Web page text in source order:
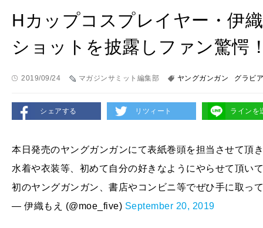
Hカップコスプレイヤー・伊
ショットを披露しファン驚愕
2019/09/24 マガジンサミット編集部 ヤングガンガン グラビア
シェアする リツィート ラインを
本日発売のヤングガンガンにて表紙巻頭を担当させて頂
水着や衣装等、初めて自分の好きなようにやらせて頂い
初のヤングガンガン、書店やコンビニ等でぜひ手に取っ
— 伊織もえ (@moe_five) September 20, 2019